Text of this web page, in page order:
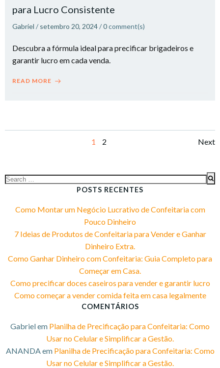
para Lucro Consistente​
Gabriel / setembro 20, 2024/0comment(s)
Descubra a fórmula ideal para precificar brigadeiros e
garantir lucro em cada venda.
READ MORE
Page
1 Page
2 Next
Search
POSTS RECENTES
Como Montar um Negócio Lucrativo de Confeitaria com
Pouco Dinheiro​
7 Ideias de Produtos de Confeitaria para Vender e Ganhar
Dinheiro Extra.​
Como Ganhar Dinheiro com Confeitaria: Guia Completo para
Começar em Casa.​
Como precificar doces caseiros para vender e garantir lucro
Como começar a vender comida feita em casa legalmente
COMENTÁRIOS
Gabrielem Planilha de Precificação para Confeitaria: Como
Usar no Celular e Simplificar a Gestão.​
ANANDAem Planilha de Precificação para Confeitaria: Como
Usar no Celular e Simplificar a Gestão.​